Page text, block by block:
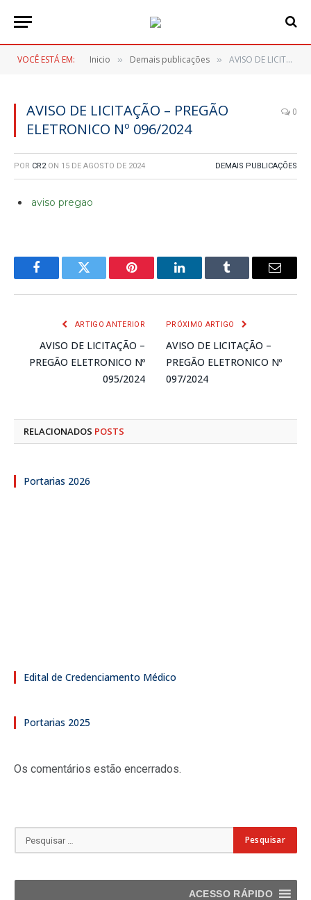
VOCÊ ESTÁ EM: Inicio » Demais publicações » AVISO DE LICITAÇÃO – PREGÃO ELETRONICO Nº 096/2024
AVISO DE LICITAÇÃO – PREGÃO
ELETRONICO Nº 096/2024
0
POR CR2 ON 15 DE AGOSTO DE 2024 DEMAIS PUBLICAÇÕES
aviso pregao
FacebookTwitter Pinterest LinkedInTumblr
E-
ARTIGO ANTERIOR
AVISO DE LICITAÇÃO –
PREGÃO ELETRONICO Nº
095/2024
PRÓXIMO ARTIGO
AVISO DE LICITAÇÃO –
PREGÃO ELETRONICO Nº
097/2024
RELACIONADOS POSTS
Portarias 2026
Edital de Credenciamento Médico
Portarias 2025
Os comentários estão encerrados.
ACESSO RÁPIDO